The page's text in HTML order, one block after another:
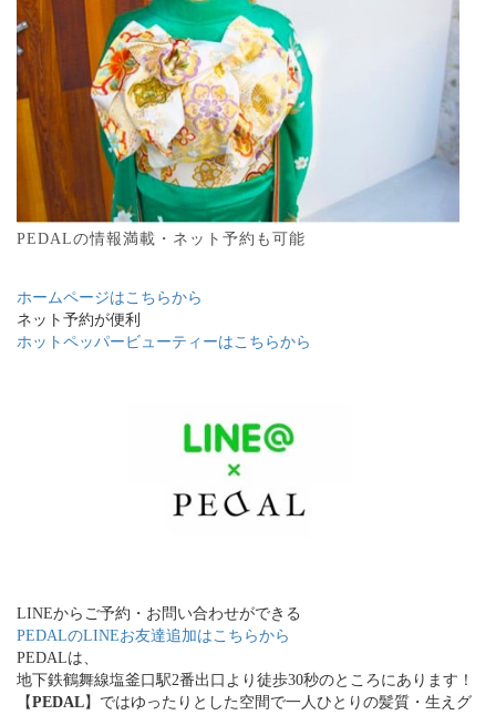
PEDALの情報満載・ネット予約も可能
ホームページはこちらから
ネット予約が便利
ホットペッパービューティーはこちらから
LINEからご予約・お問い合わせができる
PEDALのLINEお友達追加はこちらから
PEDALは、
地下鉄鶴舞線塩釜口駅2番出口より徒歩30秒のところにあります！
【PEDAL】ではゆったりとした空間で一人ひとりの髪質・生えグ